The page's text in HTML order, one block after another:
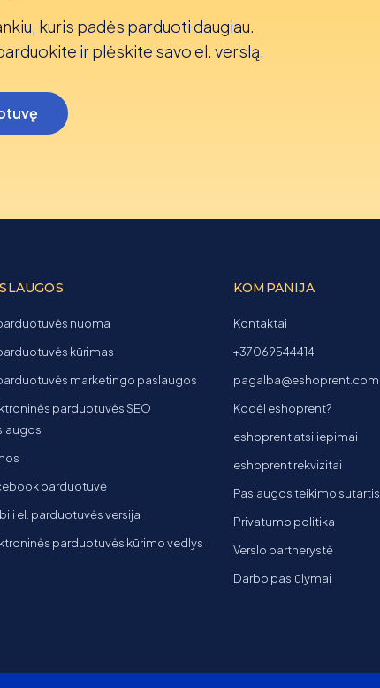
kuris padės parduoti daugiau.
ir plėskite savo el. verslą.
nuoma
kūrimas
marketingo paslaugos
parduotuvės SEO
parduotuvė
el. parduotuvės versija
parduotuvės kūrimo vedlys
KOMPANIJA
Kontaktai
+37069544414
pagalba@eshoprent.com
Kodėl eshoprent?
eshoprent atsiliepimai
eshoprent rekvizitai
Paslaugos teikimo sutartis
Privatumo politika
Verslo partnerystė
Darbo pasiūlymai